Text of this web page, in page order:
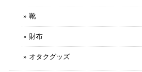
靴
財布
オタクグッズ